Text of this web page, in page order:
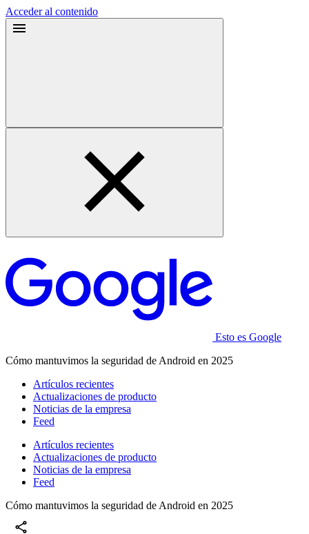
Acceder al contenido
Esto es Google
Cómo mantuvimos la seguridad de Android en 2025
Artículos recientes
Actualizaciones de producto
Noticias de la empresa
Feed
Artículos recientes
Actualizaciones de producto
Noticias de la empresa
Feed
Cómo mantuvimos la seguridad de Android en 2025